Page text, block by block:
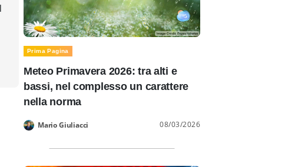
Prima Pagina
Meteo Primavera 2026: tra alti e
bassi, nel complesso un carattere
nella norma
Mario Giuliacci 08/03/2026